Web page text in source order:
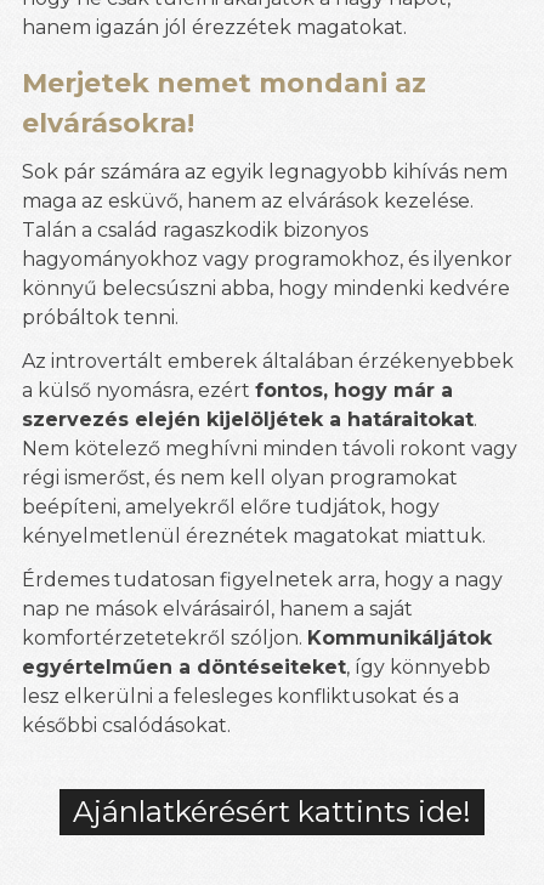
hanem igazán jól érezzétek magatokat.
Merjetek nemet mondani az
elvárásokra!
Sok pár számára az egyik legnagyobb kihívás nem
maga az esküvő, hanem az elvárások kezelése.
Talán a család ragaszkodik bizonyos
hagyományokhoz vagy programokhoz, és ilyenkor
könnyű belecsúszni abba, hogy mindenki kedvére
próbáltok tenni.
Az introvertált emberek általában érzékenyebbek
a külső nyomásra, ezért fontos, hogy már a
szervezés elején kijelöljétek a határaitokat.
Nem kötelező meghívni minden távoli rokont vagy
régi ismerőst, és nem kell olyan programokat
beépíteni, amelyekről előre tudjátok, hogy
kényelmetlenül éreznétek magatokat miattuk.
Érdemes tudatosan figyelnetek arra, hogy a nagy
nap ne mások elvárásairól, hanem a saját
komfortérzetetekről szóljon. Kommunikáljátok
egyértelműen a döntéseiteket, így könnyebb
lesz elkerülni a felesleges konfliktusokat és a
későbbi csalódásokat.
Ajánlatkérésért kattints ide!